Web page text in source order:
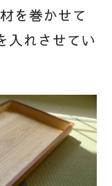
を巻かせて
入れさせてい